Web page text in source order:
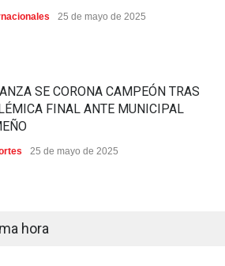
25 de mayo de 2025
SE CORONA CAMPEÓN TRAS
FINAL ANTE MUNICIPAL
25 de mayo de 2025
hora